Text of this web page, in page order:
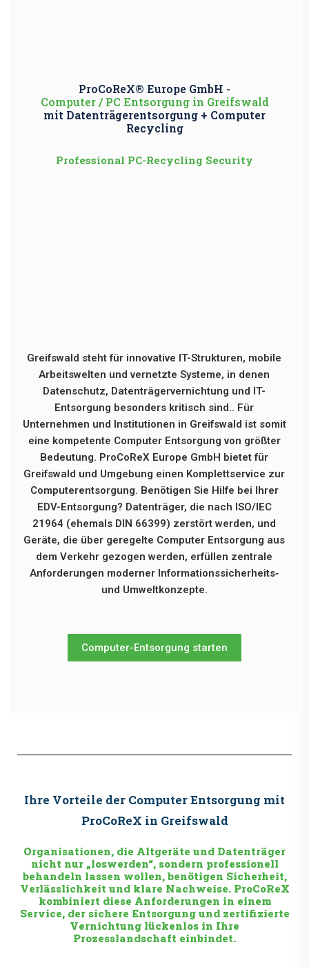
ProCoReX® Europe GmbH -
Computer / PC Entsorgung in Greifswald
mit Datenträgerentsorgung + Computer
Recycling
Professional PC-Recycling Security
Greifswald steht für innovative IT-Strukturen, mobile
Arbeitswelten und vernetzte Systeme, in denen
Datenschutz, Datenträgervernichtung und IT-
Entsorgung besonders kritisch sind.. Für
Unternehmen und Institutionen in Greifswald ist somit
eine kompetente Computer Entsorgung von größter
Bedeutung. ProCoReX Europe GmbH bietet für
Greifswald und Umgebung einen Komplettservice zur
Computerentsorgung. Benötigen Sie Hilfe bei Ihrer
EDV-Entsorgung? Datenträger, die nach ISO/IEC
21964 (ehemals DIN 66399) zerstört werden, und
Geräte, die über geregelte Computer Entsorgung aus
dem Verkehr gezogen werden, erfüllen zentrale
Anforderungen moderner Informationssicherheits‑
und Umweltkonzepte.
Computer-Entsorgung starten
Ihre Vorteile der Computer Entsorgung mit
ProCoReX in Greifswald
Organisationen, die Altgeräte und Datenträger
nicht nur „loswerden“, sondern professionell
behandeln lassen wollen, benötigen Sicherheit,
Verlässlichkeit und klare Nachweise. ProCoReX
kombiniert diese Anforderungen in einem
Service, der sichere Entsorgung und zertifizierte
Vernichtung lückenlos in Ihre
Prozesslandschaft einbindet.